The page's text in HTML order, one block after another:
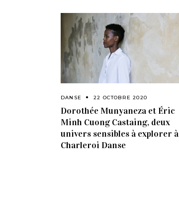
DANSE 22 OCTOBRE 2020
Dorothée Munyaneza et Éric
Minh Cuong Castaing, deux
univers sensibles à explorer à
Charleroi Danse